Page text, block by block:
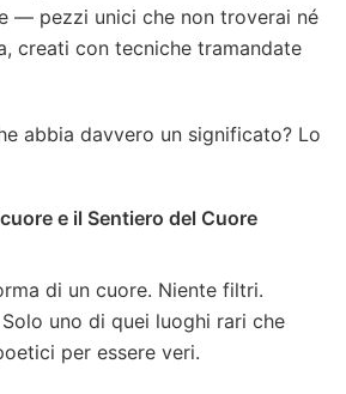
— pezzi unici che non troverai né
creati con tecniche tramandate
abbia davvero un significato? Lo
e il Sentiero del Cuore
di un cuore. Niente filtri.
uno di quei luoghi rari che
per essere veri.